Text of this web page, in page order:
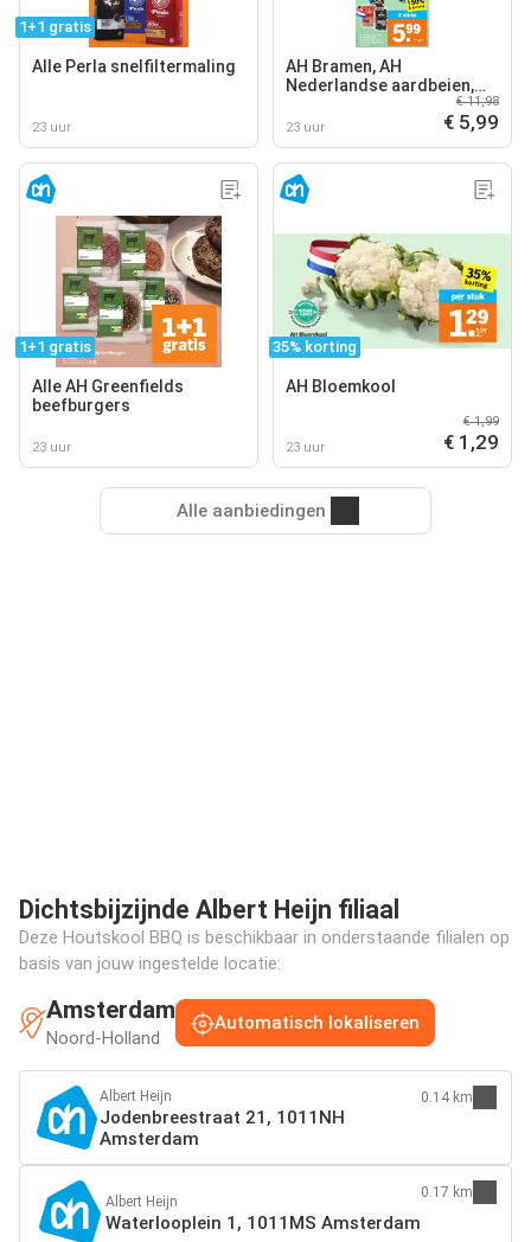
1+1 gratis
Alle Perla snelfiltermaling
23 uur
AH Bramen, AH
Nederlandse aardbeien,
AH Nederlandse kersen
23 uur
€ 11,98
€ 5,99
1+1 gratis
Alle AH Greenfields
beefburgers
23 uur
35% korting
AH Bloemkool
23 uur
€ 1,99
€ 1,29
Alle aanbiedingen
Dichtsbijzijnde Albert Heijn filiaal
Deze Houtskool BBQ is beschikbaar in onderstaande filialen op
basis van jouw ingestelde locatie:
Amsterdam
Noord-Holland
Automatisch lokaliseren
Albert Heijn
Jodenbreestraat 21, 1011NH
Amsterdam
0.14 km
Albert Heijn
Waterlooplein 1, 1011MS Amsterdam
0.17 km